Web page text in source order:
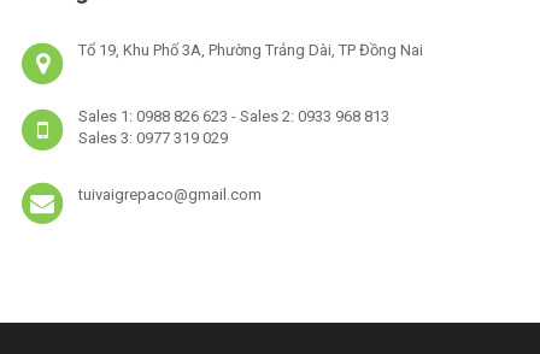
Tổ 19, Khu Phố 3A, Phường Trảng Dài, TP Đồng Nai
Sales 1: 0988 826 623 - Sales 2: 0933 968 813
Sales 3: 0977 319 029
tuivaigrepaco@gmail.com